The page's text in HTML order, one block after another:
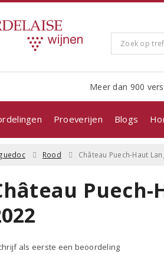
Meer dan 900
Proeverijen Blogs
Rood Château Puech-Haut
als eerste een beoordeling